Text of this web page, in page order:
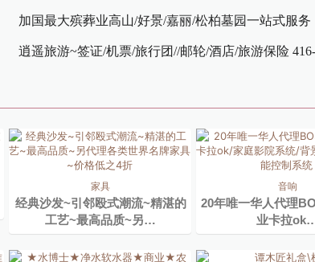
加国最大殡葬业高山/好景/嘉丽/松柏墓园一站式服务
逍遥旅游~签证/机票/旅行团//邮轮/酒店/旅游保险
家具
经典沙发~引邻殴式潮流~精湛的
工艺~最高品质~另…
音响
20年唯一华人代理
业卡拉